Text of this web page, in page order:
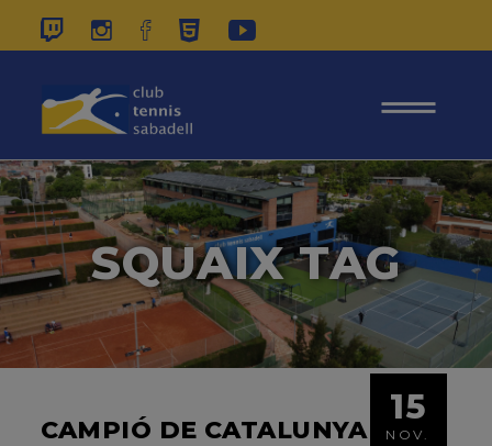
SQUAIX TAG
15
NOV.
CAMPIÓ DE CATALUNYA